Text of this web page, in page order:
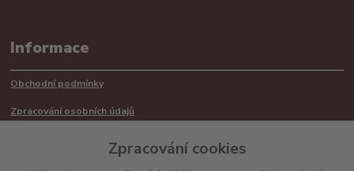
Informace
Obchodní podmínky
Zpracování osobních údajů
Zpracování cookies